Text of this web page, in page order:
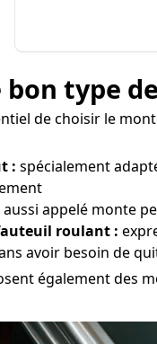
type
de choisir le
: spécialement
aussi appelé monte
roulant :
avoir besoin de
également des